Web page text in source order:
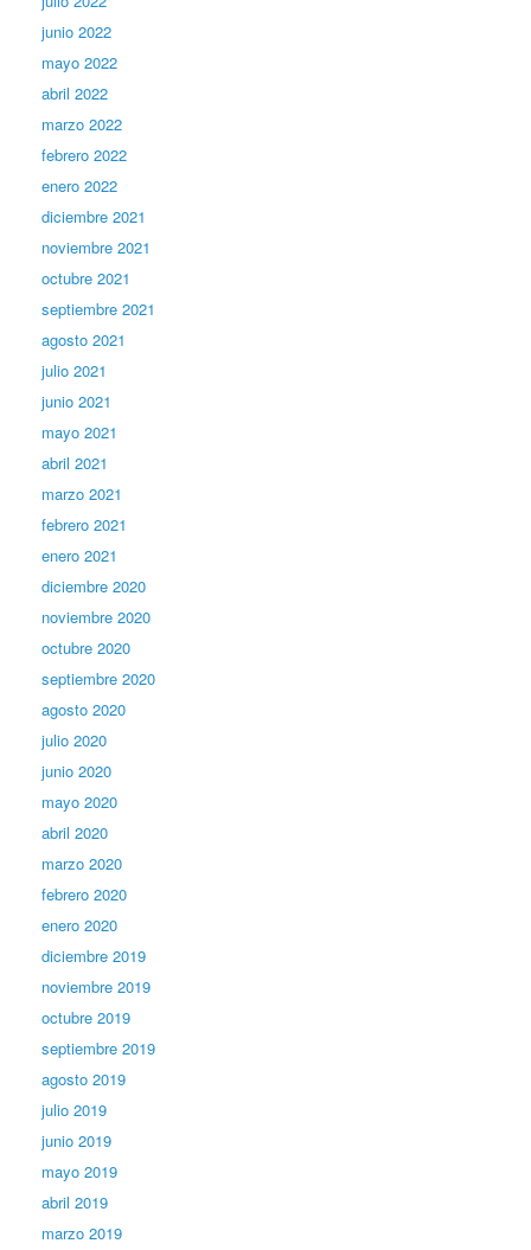
junio 2022
mayo 2022
abril 2022
marzo 2022
febrero 2022
enero 2022
diciembre 2021
noviembre 2021
octubre 2021
septiembre 2021
agosto 2021
julio 2021
junio 2021
mayo 2021
abril 2021
marzo 2021
febrero 2021
enero 2021
diciembre 2020
noviembre 2020
octubre 2020
septiembre 2020
agosto 2020
julio 2020
junio 2020
mayo 2020
abril 2020
marzo 2020
febrero 2020
enero 2020
diciembre 2019
noviembre 2019
octubre 2019
septiembre 2019
agosto 2019
julio 2019
junio 2019
mayo 2019
abril 2019
marzo 2019